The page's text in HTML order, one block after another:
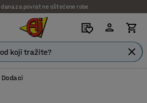
dana za povrat ne oštećene robe
Dodaci